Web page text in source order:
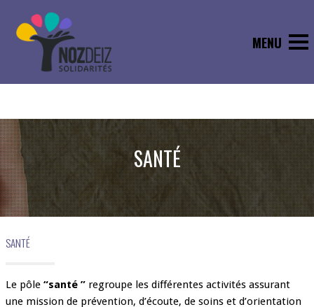
SANTÉ
SANTÉ
Le pôle “santé ” regroupe les différentes activités assurant
une mission de prévention, d’écoute, de soins et d’orientation